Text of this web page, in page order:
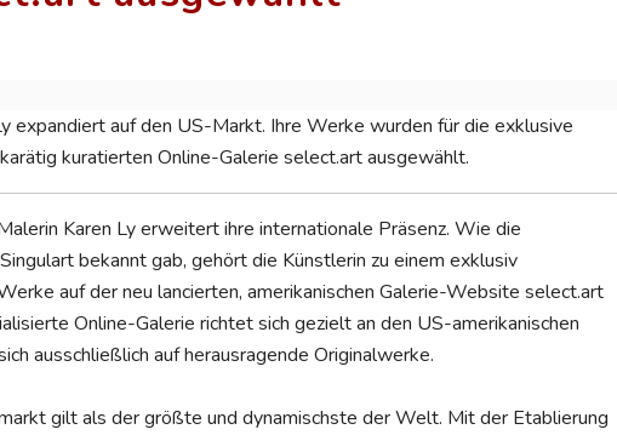
expandiert auf den US-Markt. Ihre Werke wurden für die exklusive
kuratierten Online-Galerie select.art ausgewählt.
Karen Ly erweitert ihre internationale Präsenz. Wie die
bekannt gab, gehört die Künstlerin zu einem exklusiv
auf der neu lancierten, amerikanischen Galerie-Website select.art
Online-Galerie richtet sich gezielt an den US-amerikanischen
ausschließlich auf herausragende Originalwerke.
gilt als der größte und dynamischste der Welt. Mit der Etablierung